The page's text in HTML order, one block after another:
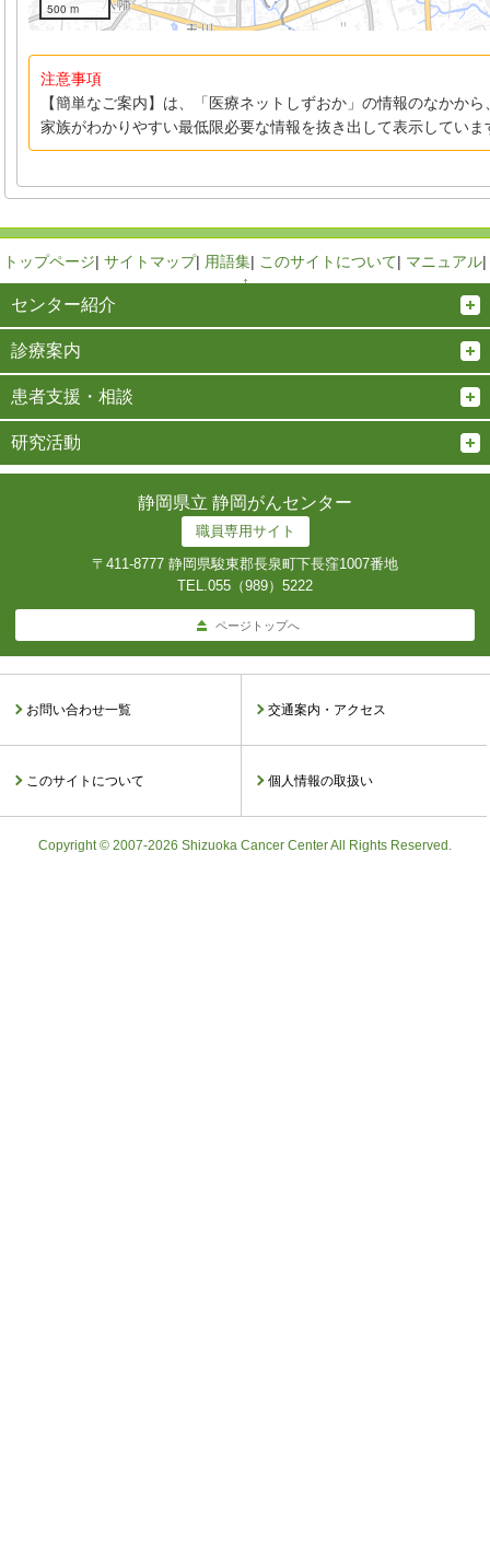
500 m
注意事項
【簡単なご案内】は、「医療ネットしずおか」の情報のなかか
家族がわかりやすい最低限必要な情報を抜き出して表示していま
トップページ| サイトマップ| 用語集| このサイトについて| マニュアル|
↑
センター紹介
診療案内
患者支援・相談
研究活動
静岡県立 静岡がんセンター
職員専用サイト
〒411-8777 静岡県駿東郡長泉町下長窪1007番地
TEL.055（989）5222
ページトップへ
お問い合わせ一覧 交通案内・アクセス
このサイトについて 個人情報の取扱い
Copyright © 2007-2026 Shizuoka Cancer Center All Rights Reserved.